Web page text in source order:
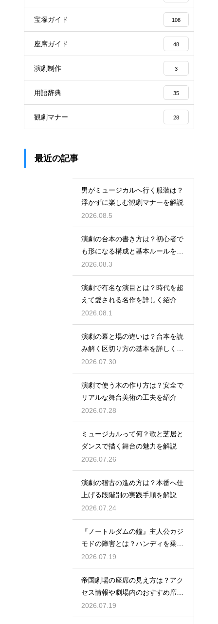
宝塚ガイド 108
座席ガイド 48
演劇制作 3
用語辞典 35
観劇マナー 28
最近の記事
男がミュージカルへ行く服装は？
浮かずに楽しむ観劇マナーを解説
2026.08.5
演劇の台本の書き方は？初心者で
も形になる構成と基本ルールを解
説
2026.08.3
演劇で有名な演目とは？時代を超
えて愛される名作を詳しく紹介
2026.08.1
演劇の幕と場の違いは？台本を読
み解く区切り方の基本を詳しく解
説
2026.07.30
演劇で使う木の作り方は？安全で
リアルな舞台美術の工夫を紹介
2026.07.28
ミュージカルって何？歌と芝居と
ダンスで描く舞台の魅力を解説
2026.07.26
演劇の稽古の進め方は？本番へ仕
上げる段階別の実践手順を解説
2026.07.24
『ノートルダムの鐘』主人公カジ
モドの障害とは？ハンディを乗り
越える姿に感動
2026.07.19
帝国劇場の座席の見え方は？アク
セス情報や劇場内のおすすめ席を
徹底ガイド
2026.07.19